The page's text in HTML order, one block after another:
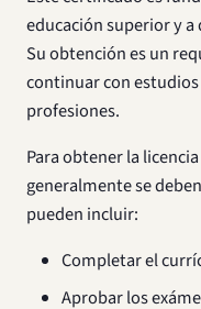
educación superior y
Su obtención es un
continuar con
profesiones.
Para obtener la
generalmente se
pueden incluir:
Completar el
Aprobar los